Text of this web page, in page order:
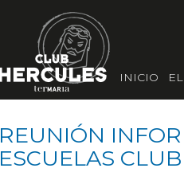
INICIO
REUNIÓN
ESCUELAS